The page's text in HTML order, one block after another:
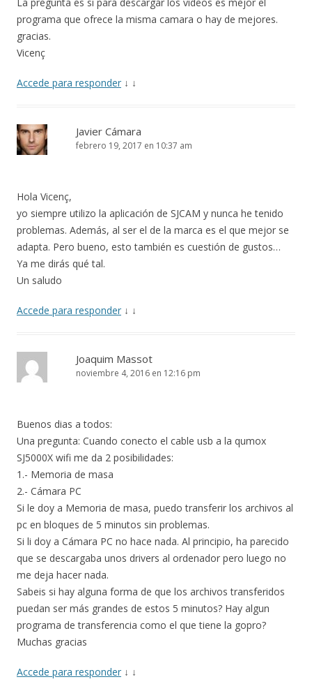
programa que ofrece la misma camara o hay de mejores.
gracias.
Vicenç
Accede para responder ↓ ↓
Javier Cámara
febrero 19, 2017 en 10:37 am
Hola Vicenç,
yo siempre utilizo la aplicación de SJCAM y nunca he tenido
problemas. Además, al ser el de la marca es el que mejor se
adapta. Pero bueno, esto también es cuestión de gustos…
Ya me dirás qué tal.
Un saludo
Accede para responder ↓ ↓
Joaquim Massot
noviembre 4, 2016 en 12:16 pm
Buenos dias a todos:
Una pregunta: Cuando conecto el cable usb a la qumox
SJ5000X wifi me da 2 posibilidades:
1.- Memoria de masa
2.- Cámara PC
Si le doy a Memoria de masa, puedo transferir los archivos al
pc en bloques de 5 minutos sin problemas.
Si li doy a Cámara PC no hace nada. Al principio, ha parecido
que se descargaba unos drivers al ordenador pero luego no
me deja hacer nada.
Sabeis si hay alguna forma de que los archivos transferidos
puedan ser más grandes de estos 5 minutos? Hay algun
programa de transferencia como el que tiene la gopro?
Muchas gracias
Accede para responder ↓ ↓